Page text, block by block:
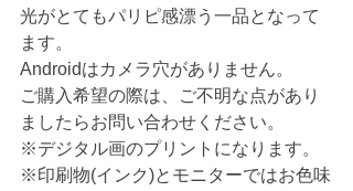
光がとてもパリピ感漂う一品となって
ます。
Androidはカメラ穴がありません。
ご購入希望の際は、ご不明な点があり
ましたらお問い合わせください。
※デジタル画のプリントになります。
※印刷物(インク)とモニターではお色味